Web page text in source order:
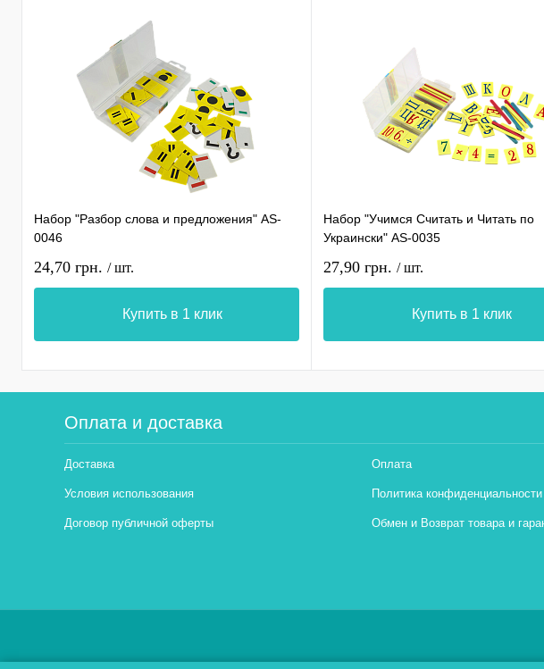
Набор "Разбор слова и предложения" AS-
0046
24,70 грн. / шт.
Купить в 1 клик
Набор "Учимся Считать и Читать по
Украински" AS-0035
27,90 грн. / шт.
Купить в 1 клик
Оплата и доставка
Доставка Оплата
Условия использования Политика конфиденциальности
Договор публичной оферты Обмен и Возврат товара и